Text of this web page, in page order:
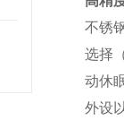
不锈
选择
动休
外设